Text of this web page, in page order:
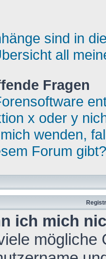
sind in
all
Fragen
x oder y
wenden,
Forum gibt?
ich mich